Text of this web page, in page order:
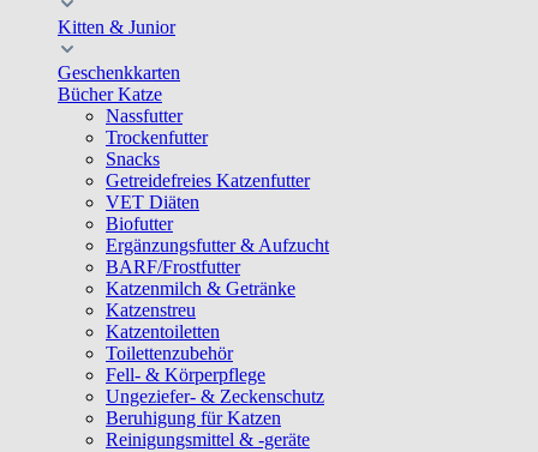
Kitten & Junior
Geschenkkarten
Bücher Katze
Nassfutter
Trockenfutter
Snacks
Getreidefreies Katzenfutter
VET Diäten
Biofutter
Ergänzungsfutter & Aufzucht
BARF/Frostfutter
Katzenmilch & Getränke
Katzenstreu
Katzentoiletten
Toilettenzubehör
Fell- & Körperpflege
Ungeziefer- & Zeckenschutz
Beruhigung für Katzen
Reinigungsmittel & -geräte